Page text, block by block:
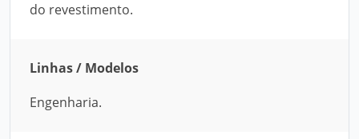
do revestimento.
Linhas / Modelos
Engenharia.